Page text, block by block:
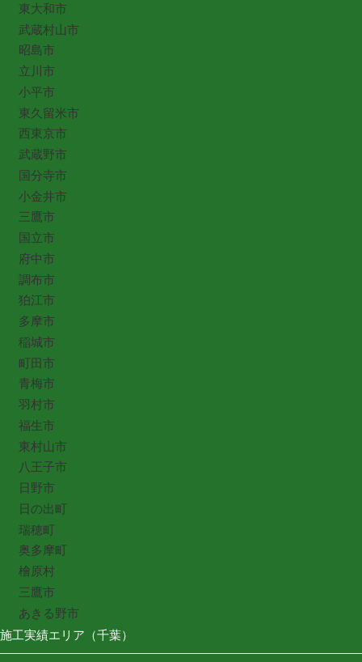
東大和市
武蔵村山市
昭島市
立川市
小平市
東久留米市
西東京市
武蔵野市
国分寺市
小金井市
三鷹市
国立市
府中市
調布市
狛江市
多摩市
稲城市
町田市
青梅市
羽村市
福生市
東村山市
八王子市
日野市
日の出町
瑞穂町
奥多摩町
檜原村
三鷹市
あきる野市
施工実績エリア（千葉）